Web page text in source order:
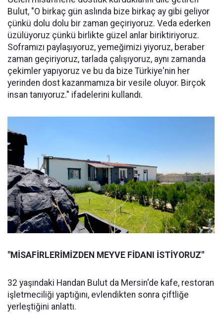
Bulut, "O birkaç gün aslında bize birkaç ay gibi geliyor
çünkü dolu dolu bir zaman geçiriyoruz. Veda ederken
üzülüyoruz çünkü birlikte güzel anlar biriktiriyoruz.
Soframızı paylaşıyoruz, yemeğimizi yiyoruz, beraber
zaman geçiriyoruz, tarlada çalışıyoruz, aynı zamanda
çekimler yapıyoruz ve bu da bize Türkiye'nin her
yerinden dost kazanmamıza bir vesile oluyor. Birçok
insan tanıyoruz." ifadelerini kullandı.
"MİSAFİRLERİMİZDEN MEYVE FİDANI İSTİYORUZ"
32 yaşındaki Handan Bulut da Mersin'de kafe, restoran
işletmeciliği yaptığını, evlendikten sonra çiftliğe
yerleştiğini anlattı.